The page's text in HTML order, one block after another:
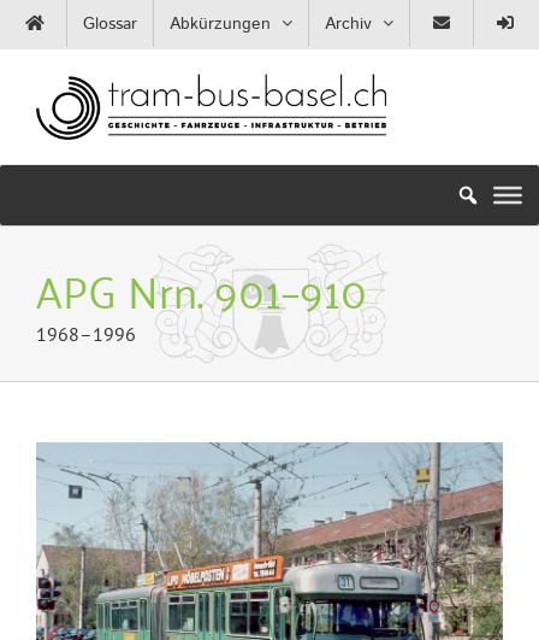
Zum
Inhalt
Glossar Abkürzungen Archiv
APG Nrn. 901–910
1968–1996
Zeige
grösseres